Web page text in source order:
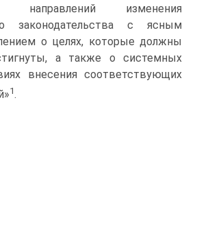
направлений изменения
законодательства с ясным
о целях, которые должны
а также о системных
внесения соответствующих
1.